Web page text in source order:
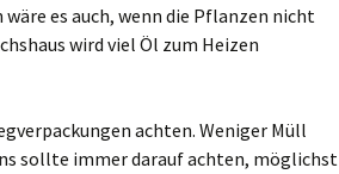
es auch, wenn die Pflanzen nicht
wird viel Öl zum Heizen
achten. Weniger Müll
sollte immer darauf achten, möglichst